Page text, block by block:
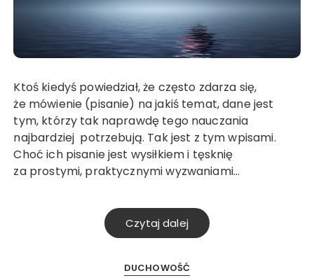
Ktoś kiedyś powiedział, że często zdarza się,
że mówienie (pisanie) na jakiś temat, dane jest
tym, którzy tak naprawdę tego nauczania
najbardziej potrzebują. Tak jest z tym wpisami.
Choć ich pisanie jest wysiłkiem i tęsknię
za prostymi, praktycznymi wyzwaniami…
Czytaj dalej
DUCHOWOŚĆ